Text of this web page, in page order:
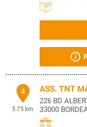
4
5.75 km
ASS. TNT
226 BD
33000